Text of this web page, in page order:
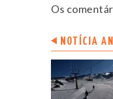
Os
NOTÍCIA